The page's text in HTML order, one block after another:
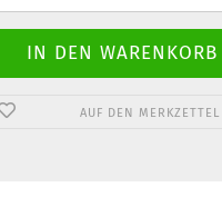
AUF DEN MERKZETTEL